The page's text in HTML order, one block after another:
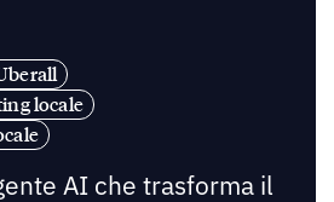
locale
AI che trasforma il